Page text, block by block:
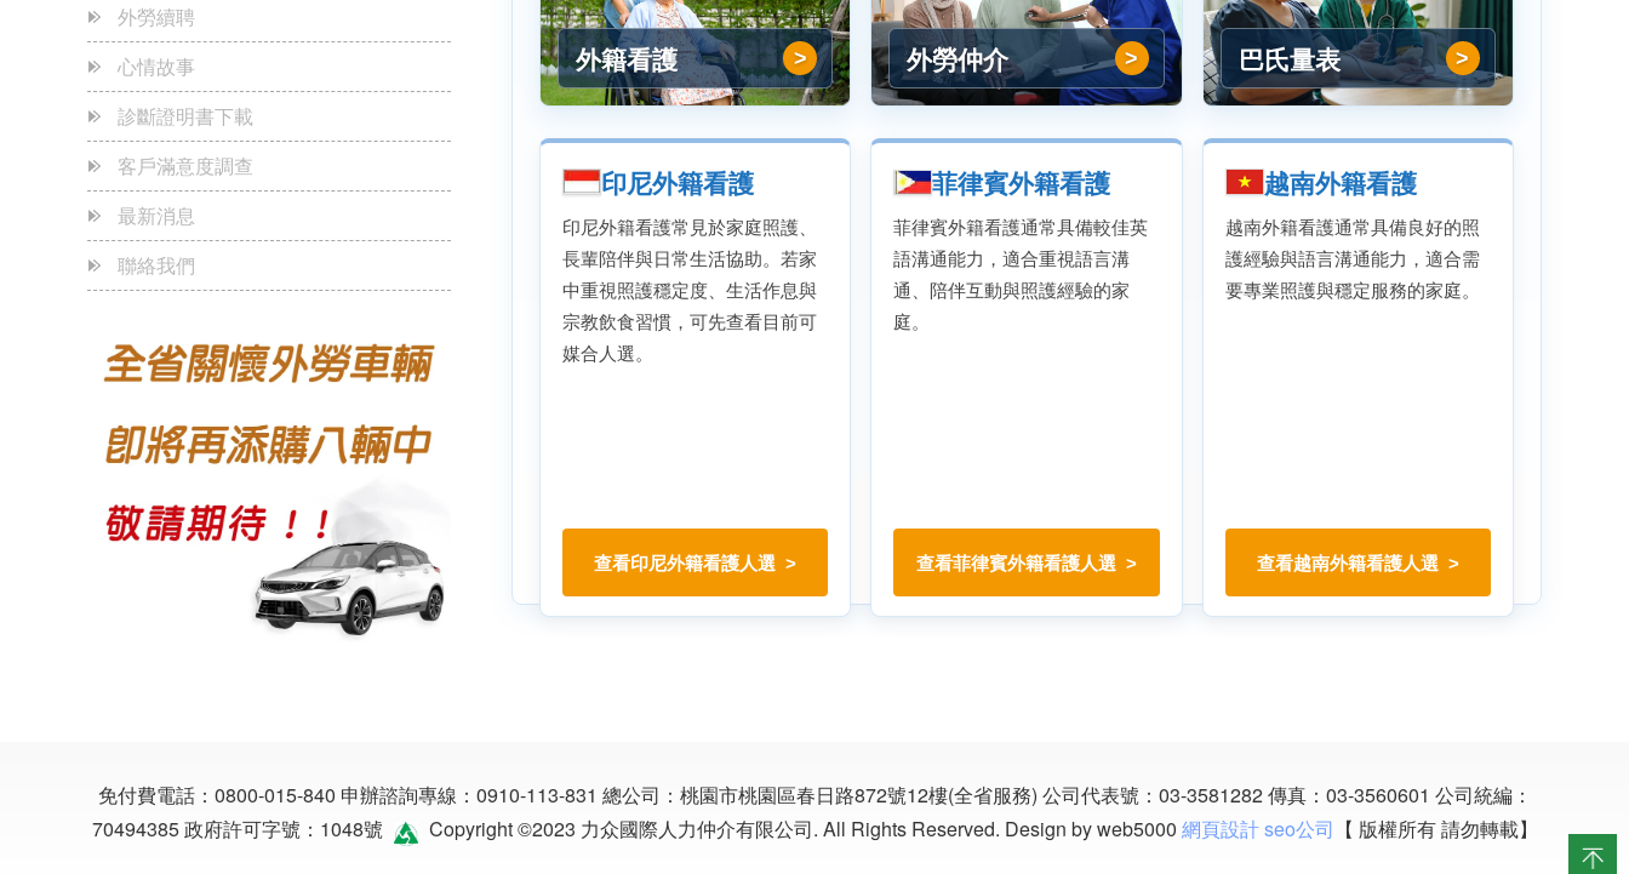
外勞續聘
心情故事
診斷證明書下載
客戶滿意度調查
最新消息
聯絡我們
外籍看護 外勞仲介 巴氏量表
印尼外籍看護
印尼外籍看護常見於家庭照護、
長輩陪伴與日常生活協助。若家
中重視照護穩定度、生活作息與
宗教飲食習慣，可先查看目前可
媒合人選。
查看印尼外籍看護人選
菲律賓外籍看護
菲律賓外籍看護通常具備較佳英
語溝通能力，適合重視語言溝
通、陪伴互動與照護經驗的家
庭。
查看菲律賓外籍看護人選
越南外籍看護
越南外籍看護通常具備良好的照
護經驗與語言溝通能力，適合需
要專業照護與穩定服務的家庭。
查看越南外籍看護人選
免付費電話： 0800-015-840 申辦諮詢專線： 0910-113-831 總公司：桃園市桃園區春日路872號12樓(全省服務) 公司代表號：03-3581282傳真：03-3560601 公司統編：
70494385政府許可字號：1048號 Copyright ©2023 力众國際人力仲介有限公司. All Rights Reserved. Design by web5000 網頁設計seo公司 【 版權所有 請勿轉載】